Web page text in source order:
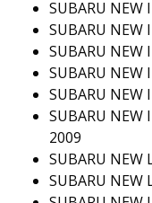
SUBARU NEW
SUBARU NEW
SUBARU NEW
SUBARU NEW
SUBARU NEW
SUBARU NEW
2009
SUBARU NEW
SUBARU NEW